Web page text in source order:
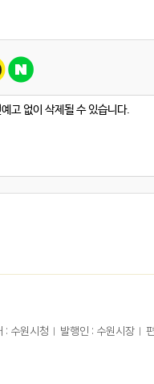
: 수원시청 발행인 : 수원시장